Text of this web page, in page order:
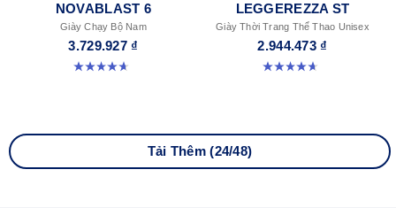
NOVABLAST 6
Giày Chạy Bộ Nam
3.729.927 ₫
4.6 trong số 5 sao. 144 đánh giá
LEGGEREZZA ST
Giày Thời Trang Thể Thao Unisex
2.944.473 ₫
4.7 trong số 5 sao. 3 đánh giá
Tải Thêm (24/48)